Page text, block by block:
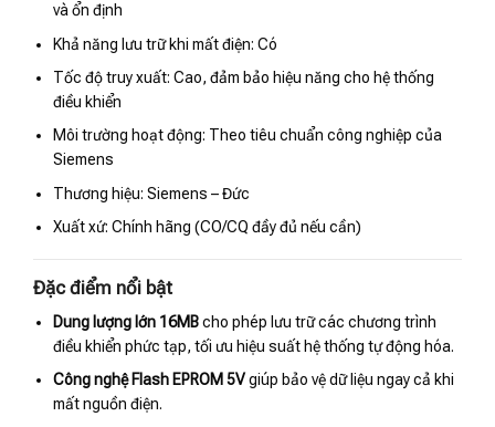
và ổn định
Khả năng lưu trữ khi mất điện: Có
Tốc độ truy xuất: Cao, đảm bảo hiệu năng cho hệ thống
điều khiển
Môi trường hoạt động: Theo tiêu chuẩn công nghiệp của
Siemens
Thương hiệu: Siemens – Đức
Xuất xứ: Chính hãng (CO/CQ đầy đủ nếu cần)
Đặc điểm nổi bật
Dung lượng lớn 16MBcho phép lưu trữ các chương trình
điều khiển phức tạp, tối ưu hiệu suất hệ thống tự động hóa.
Công nghệ Flash EPROM 5Vgiúp bảo vệ dữ liệu ngay cả khi
mất nguồn điện.